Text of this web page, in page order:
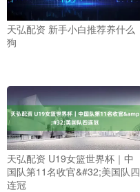
天弘配资 新手小白推荐养什么
狗
天弘配资 U19女篮世界杯｜中
国队第11名收官&#32;美国队四
连冠